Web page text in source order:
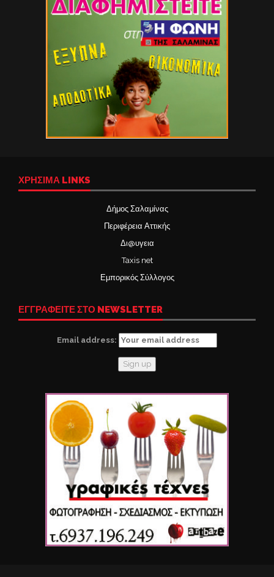
ΧΡΉΣΙΜΑ LINKS
Δήμος Σαλαμίνας
Περιφέρεια Αττικής
Δι@υγεια
Taxis net
Εμπορικός Σύλλογος
ΕΓΓΡΑΦΕΙΤΕ ΣΤΟ NEWSLETTER
Email address: